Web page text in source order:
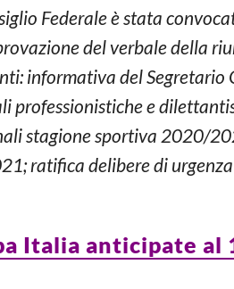
Federale è stata
del verbale della
informativa del
professionistiche e
stagione sportiva 2020/
ratifica delibere di
Italia anticipate al